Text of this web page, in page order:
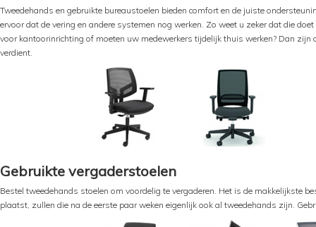
Tweedehands en gebruikte bureaustoelen bieden comfort en de juiste
ervoor dat de vering en andere systemen nog werken. Zo weet u zeker dat die
voor kantoorinrichting of moeten uw medewerkers tijdelijk thuis werken? Dan
verdient.
Gebruikte vergaderstoelen
Bestel tweedehands stoelen om voordelig te vergaderen. Het is de makkelijkste
plaatst, zullen die na de eerste paar weken eigenlijk ook al tweedehands zijn.